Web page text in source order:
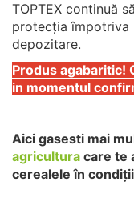
TOPTEX continuă
protecția împotriva
depozitare.
Produs agabaritic!
in momentul
Aici gasesti mai
agricultura care te
cerealele în